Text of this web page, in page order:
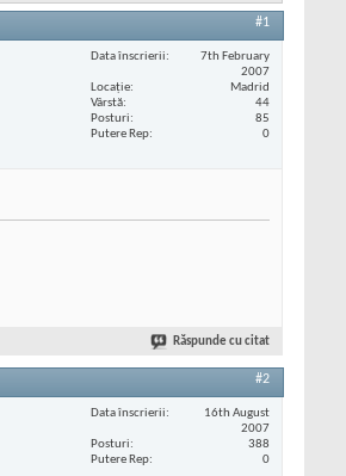
#1
Data înscrierii
7th February
2007
Locaţie
Madrid
Vârstă
44
Posturi
85
Putere Rep
0
Răspunde cu citat
#2
Data înscrierii
16th August
2007
Posturi
388
Putere Rep
0